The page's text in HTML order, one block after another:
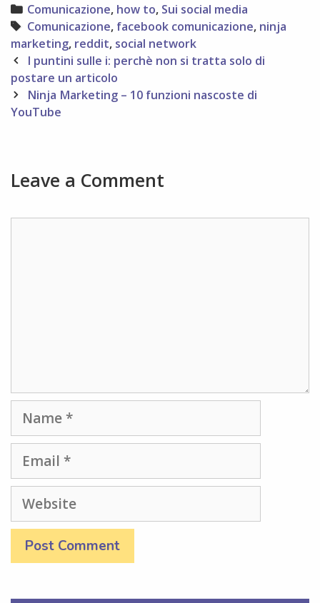
Categories
Comunicazione, how to, Sui social media
Tags
Comunicazione, facebook comunicazione, ninja
marketing, reddit, social network
Post
navigation
I puntini sulle i: perchè non si tratta solo di
postare un articolo
Ninja Marketing – 10 funzioni nascoste di
YouTube
Leave a Comment
Name
Email
Website